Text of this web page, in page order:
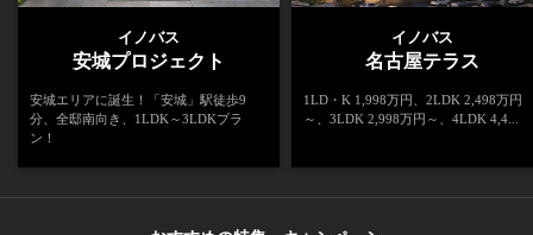
イノバス
安城プロジェクト
安城エリアに誕生！「安城」駅徒歩9
分、全邸南向き、1LDK～3LDKプラ
ン！
イノバス
名古屋テラス
1LD・K 1,998万円、2LDK 2,498万円
～、3LDK 2,998万円～、4LDK 4,4...